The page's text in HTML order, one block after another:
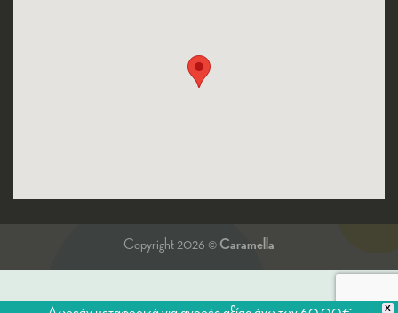
Copyright 2026 © Caramella
X